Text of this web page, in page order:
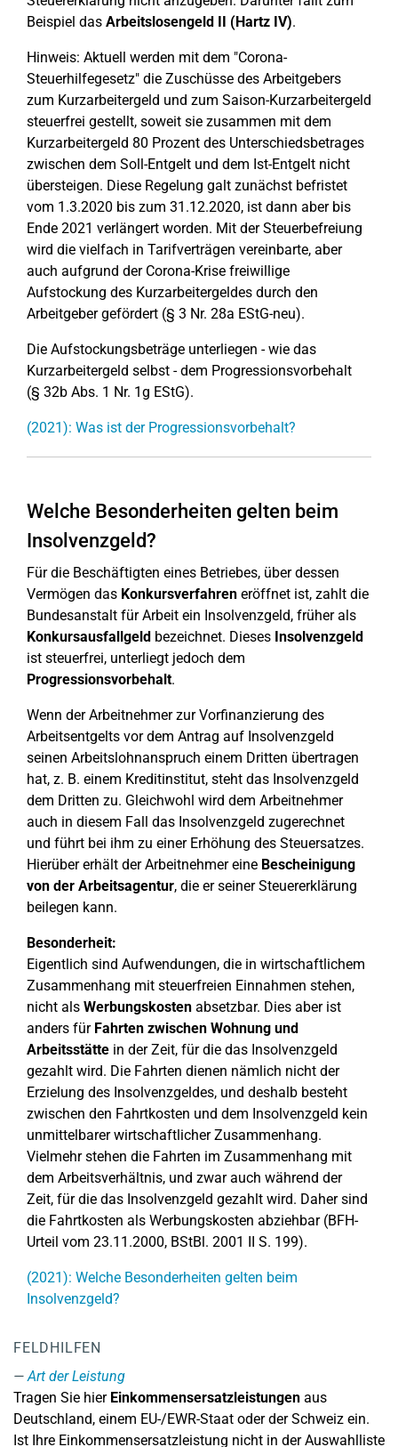
Beispiel das Arbeitslosengeld II (Hartz IV).
Hinweis: Aktuell werden mit dem "Corona-
Steuerhilfegesetz" die Zuschüsse des Arbeitgebers
zum Kurzarbeitergeld und zum Saison-Kurzarbeitergeld
steuerfrei gestellt, soweit sie zusammen mit dem
Kurzarbeitergeld 80 Prozent des Unterschiedsbetrages
zwischen dem Soll-Entgelt und dem Ist-Entgelt nicht
übersteigen. Diese Regelung galt zunächst befristet
vom 1.3.2020 bis zum 31.12.2020, ist dann aber bis
Ende 2021 verlängert worden. Mit der Steuerbefreiung
wird die vielfach in Tarifverträgen vereinbarte, aber
auch aufgrund der Corona-Krise freiwillige
Aufstockung des Kurzarbeitergeldes durch den
Arbeitgeber gefördert (§ 3 Nr. 28a EStG-neu).
Die Aufstockungsbeträge unterliegen - wie das
Kurzarbeitergeld selbst - dem Progressionsvorbehalt
(§ 32b Abs. 1 Nr. 1g EStG).
(2021): Was ist der Progressionsvorbehalt?
Welche Besonderheiten gelten beim
Insolvenzgeld?
Für die Beschäftigten eines Betriebes, über dessen
Vermögen das Konkursverfahren eröffnet ist, zahlt die
Bundesanstalt für Arbeit ein Insolvenzgeld, früher als
Konkursausfallgeld bezeichnet. Dieses Insolvenzgeld
ist steuerfrei, unterliegt jedoch dem
Progressionsvorbehalt.
Wenn der Arbeitnehmer zur Vorfinanzierung des
Arbeitsentgelts vor dem Antrag auf Insolvenzgeld
seinen Arbeitslohnanspruch einem Dritten übertragen
hat, z. B. einem Kreditinstitut, steht das Insolvenzgeld
dem Dritten zu. Gleichwohl wird dem Arbeitnehmer
auch in diesem Fall das Insolvenzgeld zugerechnet
und führt bei ihm zu einer Erhöhung des Steuersatzes.
Hierüber erhält der Arbeitnehmer eine Bescheinigung
von der Arbeitsagentur, die er seiner Steuererklärung
beilegen kann.
Besonderheit:
Eigentlich sind Aufwendungen, die in wirtschaftlichem
Zusammenhang mit steuerfreien Einnahmen stehen,
nicht als Werbungskosten absetzbar. Dies aber ist
anders für Fahrten zwischen Wohnung und
Arbeitsstätte in der Zeit, für die das Insolvenzgeld
gezahlt wird. Die Fahrten dienen nämlich nicht der
Erzielung des Insolvenzgeldes, und deshalb besteht
zwischen den Fahrtkosten und dem Insolvenzgeld kein
unmittelbarer wirtschaftlicher Zusammenhang.
Vielmehr stehen die Fahrten im Zusammenhang mit
dem Arbeitsverhältnis, und zwar auch während der
Zeit, für die das Insolvenzgeld gezahlt wird. Daher sind
die Fahrtkosten als Werbungskosten abziehbar (BFH-
Urteil vom 23.11.2000, BStBl. 2001 II S. 199).
(2021): Welche Besonderheiten gelten beim
Insolvenzgeld?
FELDHILFEN
Art der Leistung
Tragen Sie hier Einkommensersatzleistungen aus
Deutschland, einem EU-/EWR-Staat oder der Schweiz ein.
Ist Ihre Einkommensersatzleistung nicht in der Auswahlliste